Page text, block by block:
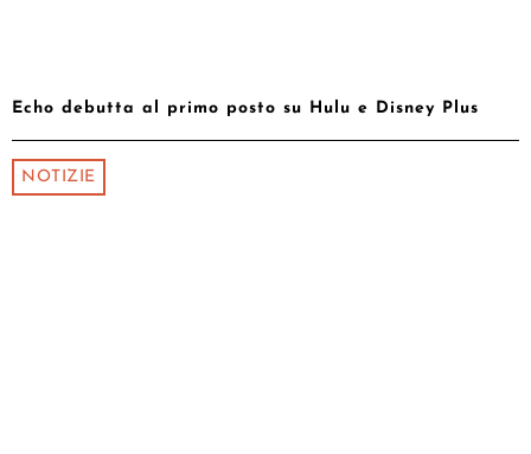
Echo debutta al primo posto su Hulu e Disney Plus
NOTIZIE